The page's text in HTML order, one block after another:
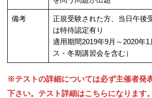
備考
正規受験された方、当日午後
は特待認定有り
適用期間2019年9月～2020年1
ス・冬期講習会を含む）
※テストの詳細については必ず主催者発
下さい。テスト詳細はこちらになります。